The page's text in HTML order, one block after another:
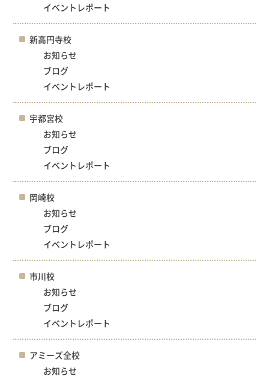
イベントレポート
新高円寺校
お知らせ
ブログ
イベントレポート
宇都宮校
お知らせ
ブログ
イベントレポート
岡崎校
お知らせ
ブログ
イベントレポート
市川校
お知らせ
ブログ
イベントレポート
アミーズ全校
お知らせ